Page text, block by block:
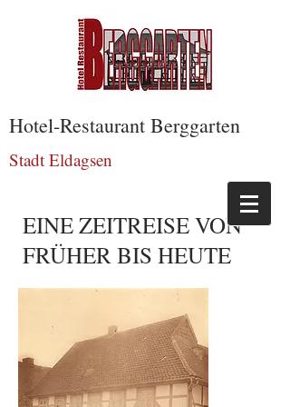
Hotel-Restaurant Berggarten
Stadt Eldagsen
EINE ZEITREISE VON
FRÜHER BIS HEUTE